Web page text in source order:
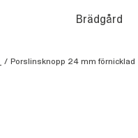
Brädgård
/ Porslinsknopp 24 mm förnicklad